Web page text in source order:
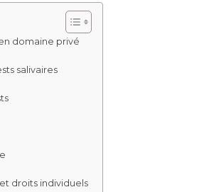
domaine privé
salivaires
droits individuels